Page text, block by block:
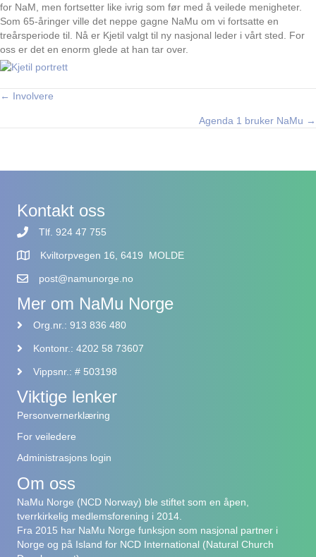
for NaM, men fortsetter like ivrig som før med å veilede menigheter.
Som 65-åringer ville det neppe gagne NaMu om vi fortsatte en
treårsperiode til. Nå er Kjetil valgt til ny nasjonal leder i vårt sted. For
oss er det en enorm glede at han tar over.
Posts
← Involvere
Agenda 1 bruker NaMu →
Kontakt oss
Tlf. 924 47 755
Kviltorpvegen 16, 6419 MOLDE
post@namunorge.no
Mer om NaMu Norge
Org.nr.: 913 836 480
Kontonr.: 4202 58 73607
Vippsnr.: # 503198
Viktige lenker
Personvernerklæring
For veiledere
Administrasjons login
Om oss
NaMu Norge (NCD Norway) ble stiftet som en åpen,
tverrkirkelig medlemsforening i 2014.
Fra 2015 har NaMu Norge funksjon som nasjonal partner i
Norge og på Island for NCD International (Natural Church